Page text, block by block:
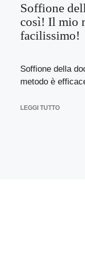
Soffione
così! Il mio
facilissimo!
Soffione della
metodo è
LEGGI TUTTO